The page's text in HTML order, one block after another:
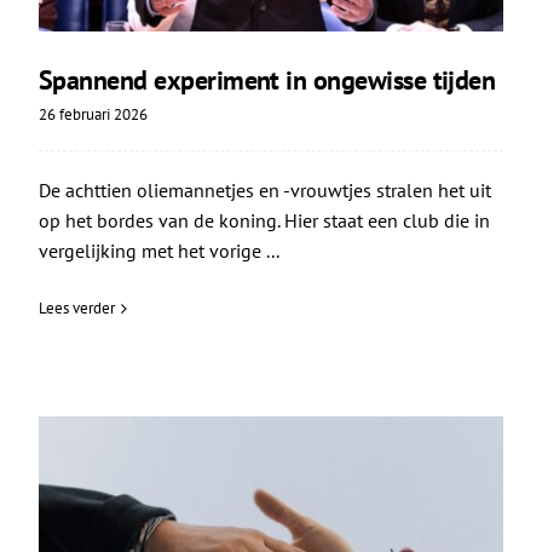
Spannend experiment in ongewisse tijden
26 februari 2026
De achttien oliemannetjes en -vrouwtjes stralen het uit
op het bordes van de koning. Hier staat een club die in
vergelijking met het vorige ...
Lees verder